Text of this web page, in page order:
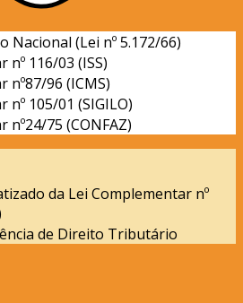
(Lei nº 5.172/66)
nº 116/03 (ISS)
nº87/96 (ICMS)
nº 105/01 (SIGILO)
nº24/75 (CONFAZ)
da Lei Complementar nº
de Direito Tributário